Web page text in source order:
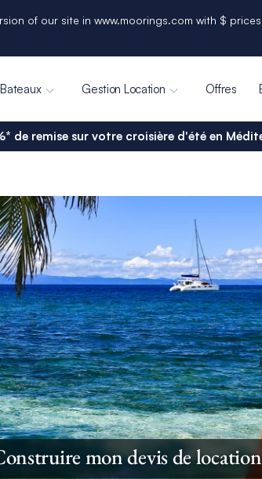
of our site in www.moorings.com with $
Bateaux Gestion Location Offres
de remise sur votre croisière d'été en
mon devis de